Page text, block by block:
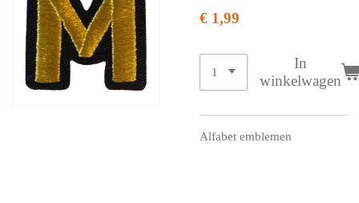
€ 1,99
In
winkelwagen
Alfabet emblemen